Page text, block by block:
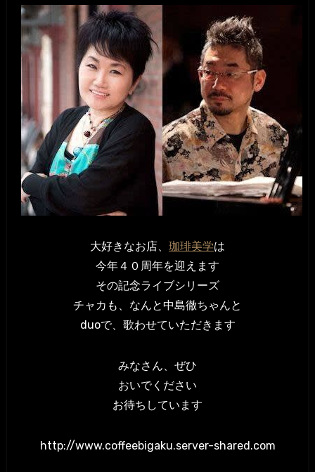
大好きなお店、 珈琲美学は
今年４０周年を迎えます
その記念ライブシリーズ
チャカも、なんと中島徹ちゃんと
duoで、歌わせていただきます
みなさん、ぜひ
おいでください
お待ちしています
http://www.coffeebigaku.server-shared.com